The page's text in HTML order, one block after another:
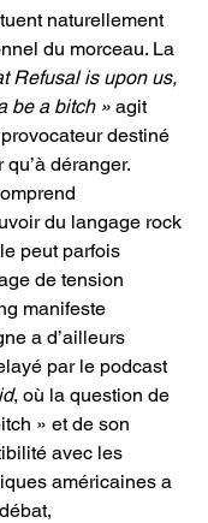
naturellement
du morceau. La
Refusal is upon us,
be a bitch » agit
destiné
déranger.
du langage rock
peut parfois
de tension
manifeste
a d’ailleurs
par le podcast
, où la question de
» et de son
avec les
américaines a